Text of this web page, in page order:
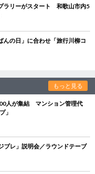
ラリーがスタート 和歌山市内5
の日」に合わせ「旅行川柳コ
もっと見る
人が集結 マンション管理代
」
レ」説明会／ラウンドテーブ